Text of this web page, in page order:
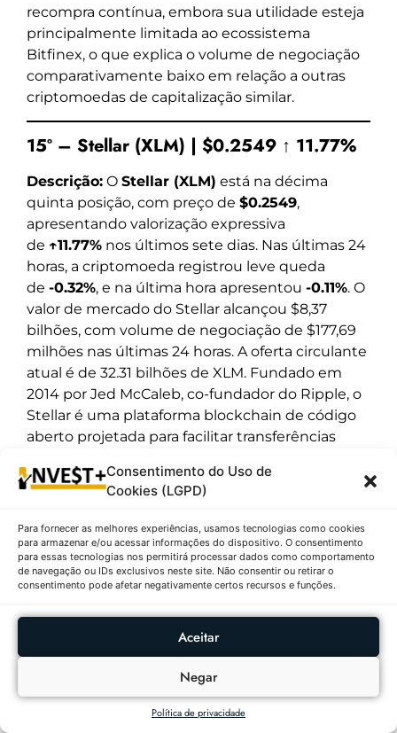
Consentimento do Uso de
Cookies (LGPD)
Para fornecer as melhores experiências, usamos tecnologias como cookies
para armazenar e/ou acessar informações do dispositivo. O consentimento
para essas tecnologias nos permitirá processar dados como comportamento
de navegação ou IDs exclusivos neste site. Não consentir ou retirar o
consentimento pode afetar negativamente certos recursos e funções.
Aceitar
Negar
Política de privacidade
recompra contínua, embora sua utilidade esteja
principalmente limitada ao ecossistema
Bitfinex, o que explica o volume de negociação
comparativamente baixo em relação a outras
criptomoedas de capitalização similar.
15º – Stellar (XLM) | $0.2549 ↑ 11.77%
Descrição: O Stellar (XLM) está na décima
quinta posição, com preço de $0.2549,
apresentando valorização expressiva
de ↑11.77% nos últimos sete dias. Nas últimas 24
horas, a criptomoeda registrou leve queda
de -0.32%, e na última hora apresentou -0.11%. O
valor de mercado do Stellar alcançou $8,37
bilhões, com volume de negociação de $177,69
milhões nas últimas 24 horas. A oferta circulante
atual é de 32.31 bilhões de XLM. Fundado em
2014 por Jed McCaleb, co-fundador do Ripple, o
Stellar é uma plataforma blockchain de código
aberto projetada para facilitar transferências
confiável e a custo extremamente baixo. A rede
Stellar se concentra em conectar instituições
financeiras, sistemas de pagamento e pessoas,
com foco especial em servir populações sem
acesso a serviços bancários tradicionais em
mercados emergentes. O protocolo Stellar pode
para remessas internacionais e
ativos personalizados e possui uma exchange